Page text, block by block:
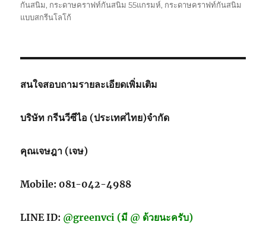
on
กันสนิม, กระดาษคราฟท์กันสนิม 55แกรมห์, กระดาษคราฟท์กันสนิม
แบบสกรีนโลโก้
สนใจสอบถามรายละเอียดเพิ่มเติม
บริษัท กรีนวีซีไอ (ประเทศไทย)จำกัด
คุณเจษฎา (เจษ)
Mobile: 081-042-4988
LINE ID: @greenvci (มี @ ด้วยนะครับ)